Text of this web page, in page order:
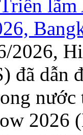
2026,
đã dẫn
2026